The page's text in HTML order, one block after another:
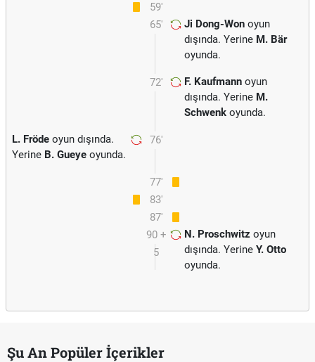
59'
65'
Ji Dong-Won oyun
dışında. Yerine M. Bär
oyunda.
72' F. Kaufmann oyun
dışında. Yerine M.
Schwenk oyunda.
76'
L. Fröde oyun dışında.
Yerine B. Gueye oyunda.
77'
83'
87'
90 +
5
N. Proschwitz oyun
dışında. Yerine Y. Otto
oyunda.
Şu An Popüler İçerikler